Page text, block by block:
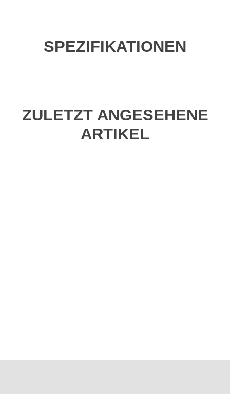
SPEZIFIKATIONEN
ZULETZT ANGESEHENE
ARTIKEL